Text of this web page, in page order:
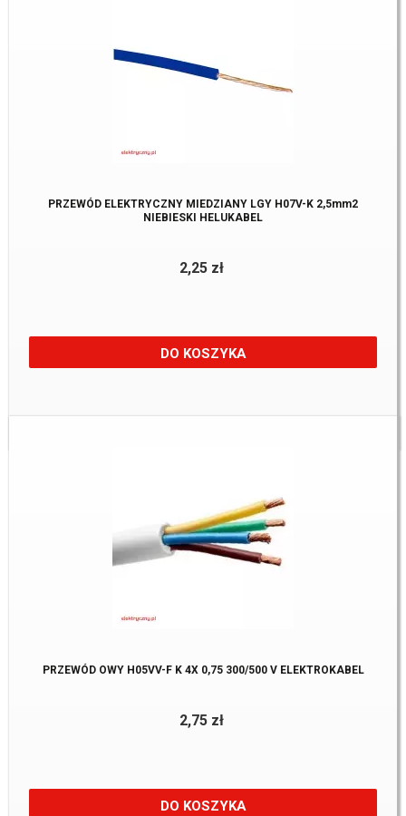
PRZEWÓD ELEKTRYCZNY MIEDZIANY LGY H07V-K 2,5mm2
NIEBIESKI HELUKABEL
2,25 zł
DO KOSZYKA
Dostępne:583 m.
PRZEWÓD OWY H05VV-F K 4X 0,75 300/500 V ELEKTROKABEL
2,75 zł
DO KOSZYKA